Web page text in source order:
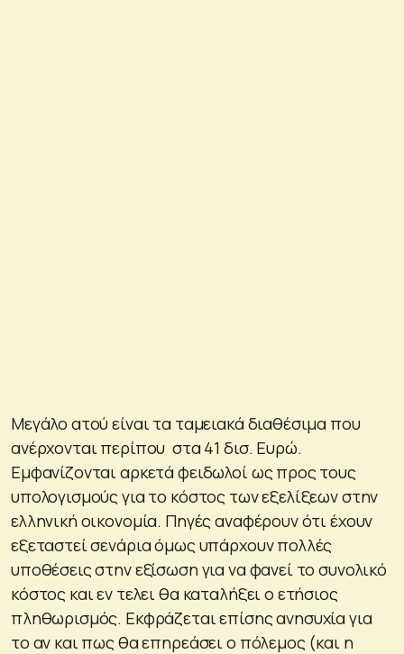
Μεγάλο ατού είναι τα ταμειακά διαθέσιμα που
ανέρχονται περίπου στα 41 δισ. Ευρώ.
Εμφανίζονται αρκετά φειδωλοί ως προς τους
υπολογισμούς για το κόστος των εξελίξεων στην
ελληνική οικονομία. Πηγές αναφέρουν ότι έχουν
εξεταστεί σενάρια όμως υπάρχουν πολλές
υποθέσεις στην εξίσωση για να φανεί το συνολικό
κόστος και εν τελει θα καταλήξει ο ετήσιος
πληθωρισμός. Εκφράζεται επίσης ανησυχία για
το αν και πως θα επηρεάσει ο πόλεμος (και η